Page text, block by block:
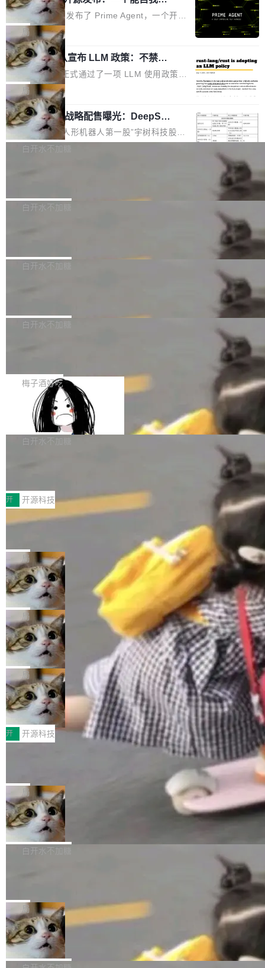
opilot coding agent 全部受影响。从检测到完全
恢复，大约 12 小时。 这是 2026 年 8 月的第六
起事故，其中四起与 AI/Copilot 服务相关。 Git
Hub 员工 kdaigle 在 HN 讨论中贴出了一组数
据：2025 年全年 10 亿次 commit。现在，每周
2.75 亿次，全年预计 140 亿次。GitHub...
进的编程 Agent，ARC-AGI 3 超越人类
专家基线
Prime Intellect 发布了 Prime Agent，一个开源
的编程 Agent Harness，核心设计围绕两个抽
象：Recursive Language Model（RLM）和 C
ontinual Harness。在 ARC-AGI 3 基准测试
上，Prime Agent + Opus 5 的组合达到了 95.
5% RHAE Best@1，超过了 ARC 报告的人类专
家基线 95.4%。 不是又一个 coding agent 包装
器 Prime Agent 的架构和市面上大多数 coding
agent 有本质区别。大多数 agent harness 的设
计是基于早期模型的能力—...
局
Rust 项目团队宣布 LLM 政策：不禁
止，但你要承认哪些代码不是你写的
Rust 语言项目正式通过了一项 LLM 使用政策，
覆盖 rust-lang/rust 单一仓库的代码贡献。这不
是项目级别的官方立场，目前由五个团队采纳，
但它可能是主流开源项目中关于 AI 辅助贡献最
细致的一份规则。 政策的核心只有一句话：LLM
可以用来分析、提炼、审阅、建议，但不能用来
不得生成涉及安全性的关键变更，除非作者本身
局
宇树科技 IPO 战略配售曝光：DeepSe
ek 获配 93.3 万股，锁定 36 个月
8月6日晚间，“人形机器人第一股”宇树科技股份
有限公司披露IPO发行价格及战略配售结果，杭
36个月。 公告显示，本次宇树科技战略配售对
员工参与设立的专项资产管理计划。其中，Dee
获配9...
白开水不加糖
Bug fixes and enhancements 修复多次传递同
一个回归问题，该问题导致拉取镜像时会拒绝包
题，该问题可能导致在旧版 Linux 内核...
白开水不加糖
e 孵化器项目管理委员会（IPMC）投票中获得
P）！这一里程碑不仅标志着 Fluss 迈入新的发
白开水不加糖
长期停止内容更新，未能实现其作为“AI版维基百
提交的编辑请求也长期处于待处理状态。 Groki
pedia 于去年底上线，定位为由人工智能生成内
容的百科平台，被马斯克视为传统众包百科网站
维基百科的替代方案。Lawfare 调查发现，无论
热门页面还是低关注度页面，均未出现近期更
白开水不加糖
是这样的：配 MessageSource 的 Bean、写 R
eloadableResourceBundleMessageSource、
声明 LocaleResolver、注册 LocaleChangeInt
erceptor…五六步之后才能看到第一行翻译文
本。 Solon 换了个方式。整个 i18n 模块围绕三
梅子酒好吃
Apache Doris 4.1 全面增强 Iceberg：
支持 UPDATE、MERGE INTO 与 Iceb
erg V3
Apache Doris 4.1 要补齐的，正是缺失的那一
半。在已有查询能力的基础上，Doris 进一步支
常维护操作，并完整支持 Iceberg V3 格式。
白开水不加糖
村国家自主创新示范区会议中心开幕。本届大会
由中关村智联软件服务业质量创新联盟主办，以
“智构可信·质创未来——AI原生时代的质量新范
式”为主题，直面AI从实验室走向规模化产业落地
的核心质量命题。会上，《2026智能研发生产力
工具选型手册》发布，Testin云测的Testin XAge
nt智能测试系统入选AI测试领域代表产品。对CI
O而言，这提示了一个转变：AI测试正在从效率
工具升级为企业的质量基础设施。 CIO面对的新
现实 过去两年，CIO们的焦虑清单上多了两项：
一是如何让大模型和智能体应用安全地从PoC走
向生产，二是如何让测试团队跟得上AI应用...
开 开源科技
让非法状态不可表示：一篇关于 ADT
有一种东西，一旦用过就回不去了。Alex Fedos
eev 管它叫"软件设计的基石"。 他说的东西不新
鲜——代数数据类型（ADT），尤其是和类型
（sum type）。但他说清楚了一件事：这不是类
型系统的学术体操，是日常编码的思维方式。 文
章从一个简单的例子切入。一个网站的深色主题
设置，如果用布尔值 + 可空字段来表示——bool
ean 表示是否可切换，nullable 的默认模式、浅
色方案、深色方案——会产生大量无意义的组
合。方案缺了、配置冲突了、全 null 了。要知道
哪些组合有效，作者说，你得靠"文档、校验、或
者部落知识"。 换个写法。Rust 的 enum，两个
变体：Switchable...
局
Cloudflare 开源内部企业 AI 平台 Clou
dflare OS
Cloudflare 发布了一个开源项目 Cloudflare O
S。如果你只看官方博客，你会觉得这是又一
个"AI 知识库 + 聊天机器人"——每个大厂都在
做，没什么新鲜的。 但 Kenton Varda 在 Twitte
r 上把事情说清楚了： 今天我们发布了 Cloudfla
re OS，一个带连接器的聊天机器人，跟其他所
有科技公司做的一样。只不过，实际上它不一
样。这是 Sandstorm.io 的重制版，我十年前的
那个创业公司。不同的是，这次它构建在 Cloudf
lare Workers 上——我花了九年时间搭建的平台
——并且深度集成了 AI。这基本上是我十年秘密
局
Deno 团队开源 Celld，可自托管的分
布式 Durable Objects
Ryan Dahl 领导的 Deno 团队推出了最新开源项
目 Celld，一个能在自己机器上运行 Cloudflare
Workers 和 Durable Objects 的守护进程。 设
计思路很直接：每个对象是一个独立的 SQLite
数据库，按名称寻址，复制到你自己的 S3 兼容
存储库里。节点之间只通过这个存储库协调——
没有控制平面，没有共识协议。每个对象自带一
个小型数据库，应用天然按分片构建，单个数据
库的竞争和爆炸半径问题在设计层面就被消除
了。 闲置的 cell 会休眠到几乎不占资源。当 cel
l 迁移或唤醒时，新宿主从 S3 恢复 SQLite 数据
库继续执行。存储库是持久化的唯一真相...
局
鲁大师7月新机性能/流畅/AI榜：vivo夺
性能、流畅双第一，三星Galaxy Z系列
新折叠缺席
2026年7月的手机市场，由于存储等硬件成本暴
增，手机厂商的日子也不好过啊，新机速度明显
放缓，因此硝烟味淡了许多。新机参数规格除开
高价的三星折叠（三星Galaxy Z Fold8 Ultra / Z
Fold8 / Z Flip8）外，其余要么是中低端机器，
例如iQOO Z11i、REDMI Note 17、REDMI No
te 17 Pro、OPPO K15，要么是vivo X300 E这
样的次旗舰。 Galaxy Z Fold8 Ultra / Z Fold8 /
Z Flip8三款折叠屏新机均在7月22日发布，且全
部搭载骁龙8 Elite Gen5 for Galaxy，它们本该
开 开源科技
Zed 编辑器团队发布了新项目——DeltaDB，一
个在 git commit 之间记录每一次编辑操作的版
本控制系统。目前处于 Early Access 阶段。 De
ltaDB 的核心思路直接写在 landing page 最显
眼的位置：「Software is made between com
mits」——软件是在 commit 之间写出来的。git
是把这段空隙补上。 回退到任何一次编辑：Delt
aDB 捕获 commit 之间的每一次操作，...
局
SpaceXAI 单季资本开支达 183 亿美元
根据风险投资人Tomer Tunguz 博客（VC 分
析）披露的最新分析与第二季度业绩报告，Spac
微软同期总资本开支的四成。 与亚马逊、Alpha
bet、微软以及 Meta 等传统科技巨头相比，Spa
ceXAI的资金消耗速度尤为引人瞩目。然而，支
撑庞大支出的资金来源却呈现出截然不同的面
貌。数据显示，微软和 Meta 主要依托充沛的经
白开水不加糖
一个在终端里运行的编程 agent；Muse Spark
1.2，驱动这个 agent 的新模型。一句话概括：
你可以用 curl -fsSL https://dev.meta.ai/install.
sh | bash 安装一个能在大项目里自动规划、写
代码、验证结果的 AI 终端工具。 据介绍，Muse
局
美团开源 LoHoSearch，用知识图谱校
准 AI 能力认知
机器出题的前提，是让机器拥有全局视野。整个
构建流程可以分为四个环节：建图 → 控制难度